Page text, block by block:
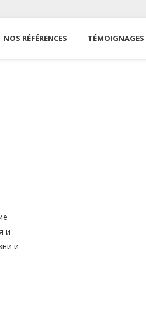
NOS RÉFÉRENCES TÉMOIGNAGES
и
и